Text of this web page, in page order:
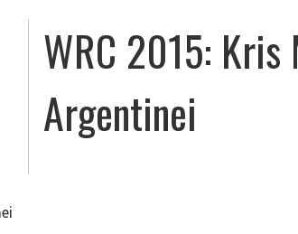
WRC 2015:
Argentinei